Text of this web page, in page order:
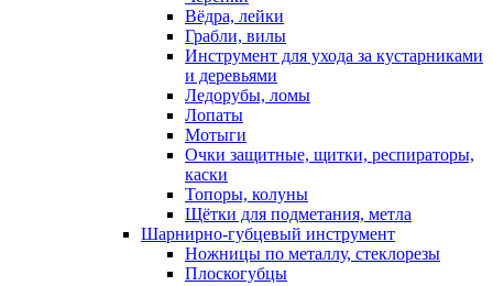
Вёдра, лейки
Грабли, вилы
Инструмент для ухода за кустарниками
и деревьями
Ледорубы, ломы
Лопаты
Мотыги
Очки защитные, щитки, респираторы,
каски
Топоры, колуны
Щётки для подметания, метла
Шарнирно-губцевый инструмент
Ножницы по металлу, стеклорезы
Плоскогубцы